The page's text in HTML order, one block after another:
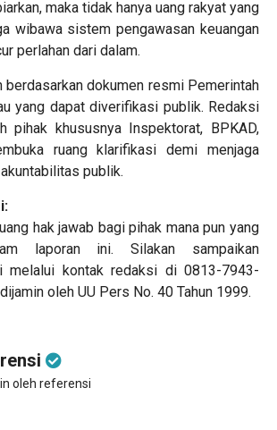
maka tidak hanya uang rakyat yang
wibawa sistem pengawasan keuangan
perlahan dari dalam.
berdasarkan dokumen resmi Pemerintah
yang dapat diverifikasi publik. Redaksi
pihak khususnya Inspektorat, BPKAD,
ruang klarifikasi demi menjaga
publik.
hak jawab bagi pihak mana pun yang
laporan ini. Silakan sampaikan
melalui kontak redaksi di 0813-7943-
oleh UU Pers No. 40 Tahun 1999.
oleh referensi